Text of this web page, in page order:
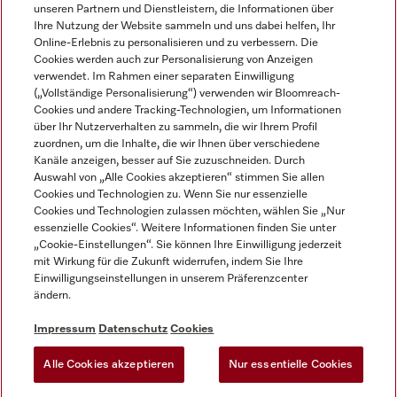
Impressum
AGB
Datenschutz
Nutzungsbedingungen
EU-Gesetzen über digitale Dienste
Cookie Einstellungen
Miele auf Instagram
Miele auf Facebook
Miele auf Youtube
unseren Partnern und Dienstleistern, die Informationen über
Ihre Nutzung der Website sammeln und uns dabei helfen, Ihr
Online-Erlebnis zu personalisieren und zu verbessern. Die
Cookies werden auch zur Personalisierung von Anzeigen
verwendet. Im Rahmen einer separaten Einwilligung
(„Vollständige Personalisierung“) verwenden wir Bloomreach-
Cookies und andere Tracking-Technologien, um Informationen
über Ihr Nutzerverhalten zu sammeln, die wir Ihrem Profil
zuordnen, um die Inhalte, die wir Ihnen über verschiedene
Kanäle anzeigen, besser auf Sie zuzuschneiden. Durch
Auswahl von „Alle Cookies akzeptieren“ stimmen Sie allen
Cookies und Technologien zu. Wenn Sie nur essenzielle
Cookies und Technologien zulassen möchten, wählen Sie „Nur
essenzielle Cookies“. Weitere Informationen finden Sie unter
„Cookie-Einstellungen“. Sie können Ihre Einwilligung jederzeit
mit Wirkung für die Zukunft widerrufen, indem Sie Ihre
Einwilligungseinstellungen in unserem Präferenzcenter
ändern.
Impressum Datenschutz Cookies
Alle Cookies akzeptieren Nur essentielle Cookies